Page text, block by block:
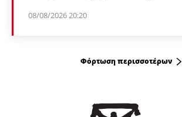
08/08/2026 20:20
Φόρτωση περισσοτέρων